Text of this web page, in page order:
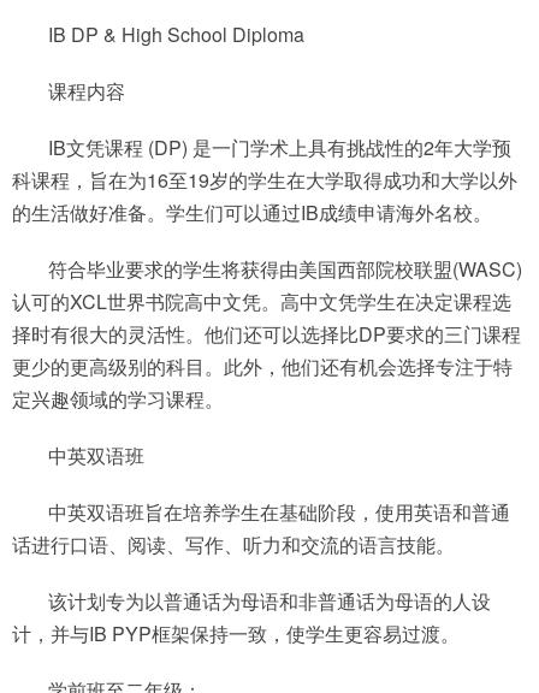
IB DP & High School Diploma
课程内容
IB文凭课程 (DP) 是一门学术上具有挑战性的2年大学预
科课程，旨在为16至19岁的学生在大学取得成功和大学以外
的生活做好准备。学生们可以通过IB成绩申请海外名校。
符合毕业要求的学生将获得由美国西部院校联盟(WASC)
认可的XCL世界书院高中文凭。高中文凭学生在决定课程选
择时有很大的灵活性。他们还可以选择比DP要求的三门课程
更少的更高级别的科目。此外，他们还有机会选择专注于特
定兴趣领域的学习课程。
中英双语班
中英双语班旨在培养学生在基础阶段，使用英语和普通
话进行口语、阅读、写作、听力和交流的语言技能。
该计划专为以普通话为母语和非普通话为母语的人设
计，并与IB PYP框架保持一致，使学生更容易过渡。